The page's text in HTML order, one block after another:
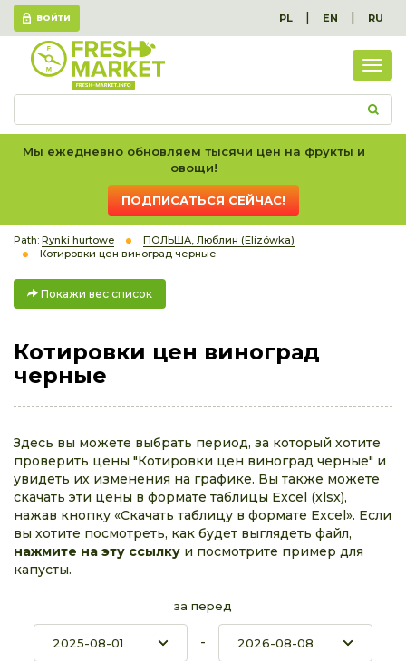
ВОЙТИ PL | EN | RU
вес
Мы ежедневно обновляем тысячи цен на фрукты и
овощи!
ПОДПИСАТЬСЯ СЕЙЧАС!
Path: Rynki hurtowe
ПОЛЬША, Люблин (Elizówka)
Котировки цен виноград черные
Покажи вес список
Котировки цен виноград
черные
Здесь вы можете выбрать период, за который хотите
проверить цены "Котировки цен виноград черные" и
увидеть их изменения на графике. Вы также можете
скачать эти цены в формате таблицы Excel (xlsx),
нажав кнопку «Скачать таблицу в формате Excel». Если
вы хотите посмотреть, как будет выглядеть файл,
нажмите на эту ссылку и посмотрите пример для
капусты.
за перед
-